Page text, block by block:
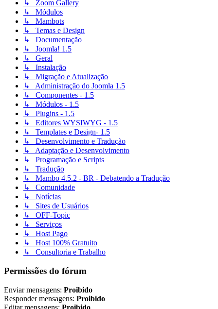
↳ Zoom Gallery
↳ Módulos
↳ Mambots
↳ Temas e Design
↳ Documentação
↳ Joomla! 1.5
↳ Geral
↳ Instalação
↳ Migração e Atualização
↳ Administração do Joomla 1.5
↳ Componentes - 1.5
↳ Módulos - 1.5
↳ Plugins - 1.5
↳ Editores WYSIWYG - 1.5
↳ Templates e Design- 1.5
↳ Desenvolvimento e Tradução
↳ Adaptação e Desenvolvimento
↳ Programação e Scripts
↳ Tradução
↳ Mambo 4.5.2 - BR - Debatendo a Tradução
↳ Comunidade
↳ Notícias
↳ Sites de Usuários
↳ OFF-Topic
↳ Serviços
↳ Host Pago
↳ Host 100% Gratuito
↳ Consultoria e Trabalho
Permissões do fórum
Enviar mensagens: Proibido
Responder mensagens: Proibido
Editar mensagens: Proibido